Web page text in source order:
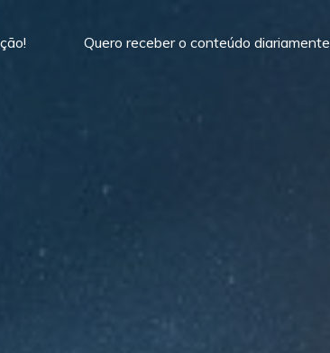
Quero receber o conteúdo diariamente